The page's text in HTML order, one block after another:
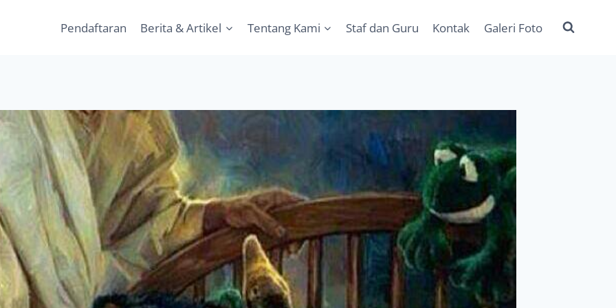
Pendaftaran Berita & Artikel Tentang Kami Staf dan Guru Kontak Galeri Foto